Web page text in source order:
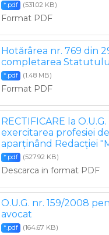
*.pdf (531.02 KB)
Format PDF
Hotărârea nr. 769 din
completarea
*.pdf (1.48 MB)
Format PDF
RECTIFICARE la
exercitarea profesiei
aparţinând Redacţiei
*.pdf (527.92 KB)
Descarca in format PDF
O.U.G. nr. 159/2008
avocat
*.pdf (164.67 KB)